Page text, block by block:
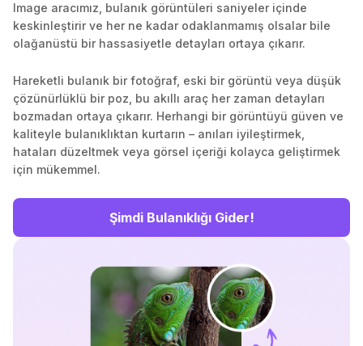
Image aracımız, bulanık görüntüleri saniyeler içinde
keskinleştirir ve her ne kadar odaklanmamış olsalar bile
olağanüstü bir hassasiyetle detayları ortaya çıkarır.
Hareketli bulanık bir fotoğraf, eski bir görüntü veya düşük
çözünürlüklü bir poz, bu akıllı araç her zaman detayları
bozmadan ortaya çıkarır. Herhangi bir görüntüyü güven ve
kaliteyle bulanıklıktan kurtarın – anıları iyileştirmek,
hataları düzeltmek veya görsel içeriği kolayca geliştirmek
için mükemmel.
Şimdi Bulanıklığı Gider!